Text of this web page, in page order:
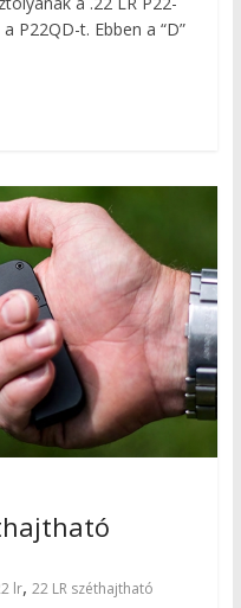
P22QD-t. Ebben a “D”
lr, 22 LR széthajtható